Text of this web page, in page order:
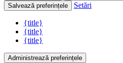
Salvează preferințele
Setări
{title}
{title}
{title}
Administrează preferințele